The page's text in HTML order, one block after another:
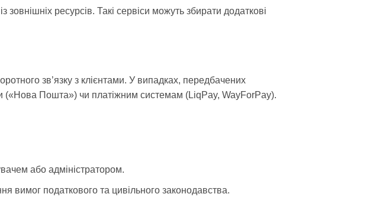
ресурсів. Такі сервіси можуть збирати додаткові
зв’язку з клієнтами. У випадках, передбачених
(«Нова Пошта») чи платіжним системам (LiqPay, WayForPay).
або адміністратором.
вимог податкового та цивільного законодавства.